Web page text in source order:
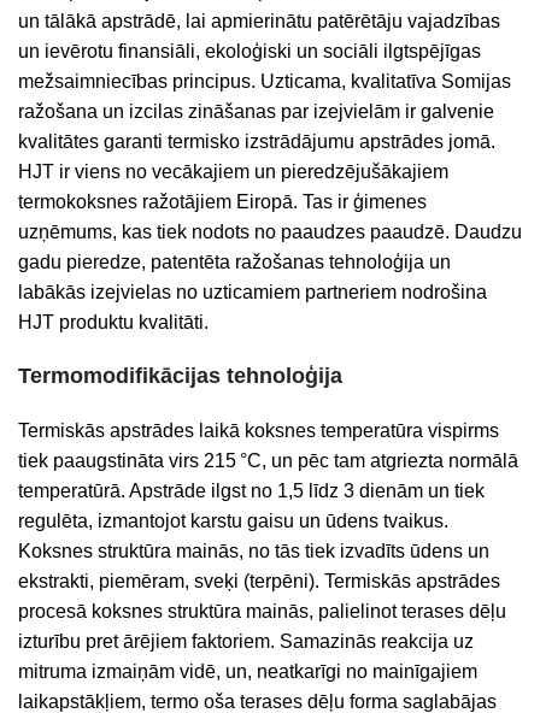
un tālākā apstrādē, lai apmierinātu patērētāju vajadzības
un ievērotu finansiāli, ekoloģiski un sociāli ilgtspējīgas
mežsaimniecības principus. Uzticama, kvalitatīva Somijas
ražošana un izcilas zināšanas par izejvielām ir galvenie
kvalitātes garanti termisko izstrādājumu apstrādes jomā.
HJT ir viens no vecākajiem un pieredzējušākajiem
termokoksnes ražotājiem Eiropā. Tas ir ģimenes
uzņēmums, kas tiek nodots no paaudzes paaudzē. Daudzu
gadu pieredze, patentēta ražošanas tehnoloģija un
labākās izejvielas no uzticamiem partneriem nodrošina
HJT produktu kvalitāti.
Termomodifikācijas tehnoloģija
Termiskās apstrādes laikā koksnes temperatūra vispirms
tiek paaugstināta virs 215 °C, un pēc tam atgriezta normālā
temperatūrā. Apstrāde ilgst no 1,5 līdz 3 dienām un tiek
regulēta, izmantojot karstu gaisu un ūdens tvaikus.
Koksnes struktūra mainās, no tās tiek izvadīts ūdens un
ekstrakti, piemēram, sveķi (terpēni). Termiskās apstrādes
procesā koksnes struktūra mainās, palielinot terases dēļu
izturību pret ārējiem faktoriem. Samazinās reakcija uz
mitruma izmaiņām vidē, un, neatkarīgi no mainīgajiem
laikapstākļiem, termo oša terases dēļu forma saglabājas